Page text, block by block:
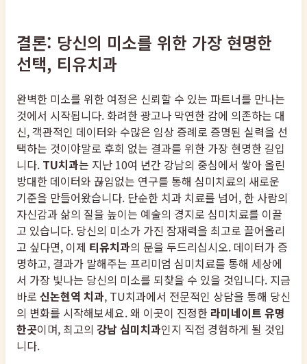
결론: 당신의 미소를 위한 가장 현명한
선택, 티유치과
완벽한 미소를 위한 여정은 신뢰할 수 있는 파트너를 만나는
것에서 시작됩니다. 화려한 광고나 막연한 감에 의존하는 대
신, 객관적인 데이터와 수많은 임상 증례로 증명된 실력을 선
택하는 것이야말로 후회 없는 결과를 위한 가장 현명한 길입
니다. TU치과는 지난 10여 년간 강남의 중심에서 쌓아 올린
방대한 데이터와 끊임없는 연구를 통해 심미치료의 새로운
기준을 만들어왔습니다. 단순한 치과 치료를 넘어, 한 사람의
자신감과 삶의 질을 높이는 예술의 경지로 심미치료를 이끌
고 있습니다. 당신의 미소가 가진 잠재력을 최고로 끌어올리
고 싶다면, 이제 티유치과의 문을 두드리십시오. 데이터가 증
명하고, 결과가 말해주는 프리미엄 심미치료를 통해 세상에
서 가장 빛나는 당신의 미소를 되찾을 수 있을 것입니다. 지금
바로 신논현역 치과, TU치과에서 전문적인 상담을 통해 당신
의 변화를 시작해보세요. 왜 이곳이 진정한 라미네이트 유명
한곳이며, 최고의 강남 심미치과인지 직접 경험하게 될 것입
니다.